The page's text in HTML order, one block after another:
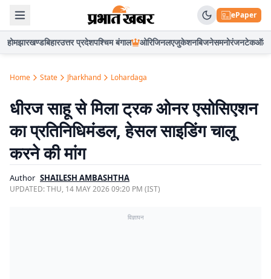
ePaper
होमझारखण्डबिहारउत्तर प्रदेशपश्चिम बंगाल ओरिजिनलएजुकेशनबिजनेसमनोरंजनटेकऑटो
Home State Jharkhand Lohardaga
धीरज साहू से मिला ट्रक ओनर एसोसिएशन
का प्रतिनिधिमंडल, हेसल साइडिंग चालू
करने की मांग
Author SHAILESH AMBASHTHA
UPDATED:THU, 14 MAY 2026 09:20 PM (IST)
विज्ञापन